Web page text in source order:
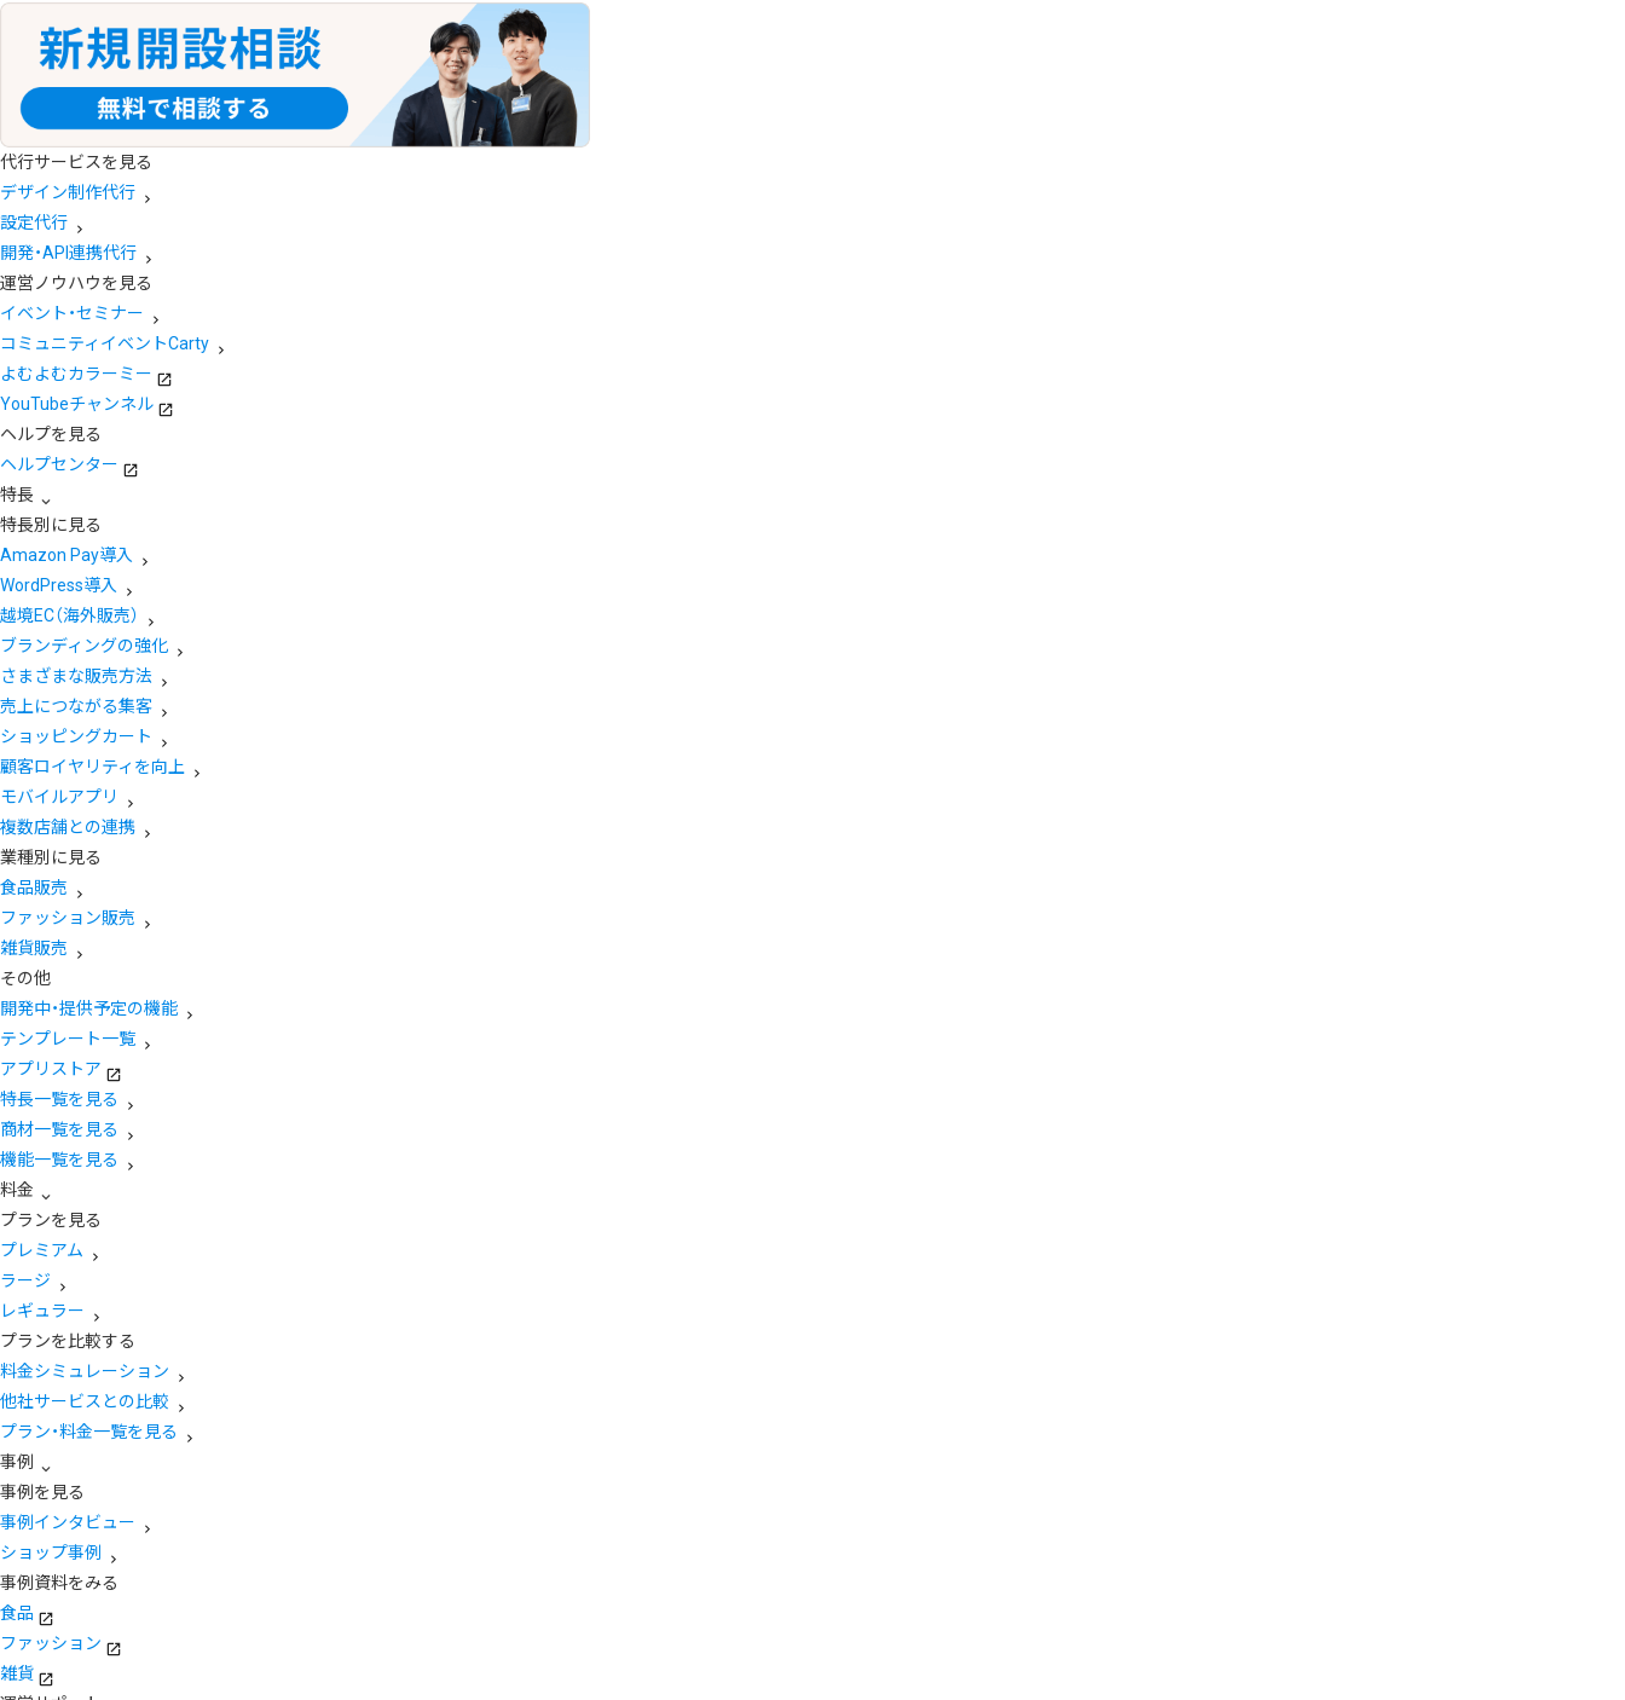
代行サービスを見る
デザイン制作代行
設定代行
開発・API連携代行
運営ノウハウを見る
イベント・セミナー
コミュニティイベントCarty
よむよむカラーミー
YouTubeチャンネル
ヘルプを見る
ヘルプセンター
特長
特長別に見る
Amazon Pay導入
WordPress導入
越境EC（海外販売）
ブランディングの強化
さまざまな販売方法
売上につながる集客
ショッピングカート
顧客ロイヤリティを向上
モバイルアプリ
複数店舗との連携
業種別に見る
食品販売
ファッション販売
雑貨販売
その他
開発中・提供予定の機能
テンプレート一覧
アプリストア
特長一覧を見る
商材一覧を見る
機能一覧を見る
料金
プランを見る
プレミアム
ラージ
レギュラー
プランを比較する
料金シミュレーション
他社サービスとの比較
プラン・料金一覧を見る
事例
事例を見る
事例インタビュー
ショップ事例
事例資料をみる
食品
ファッション
雑貨